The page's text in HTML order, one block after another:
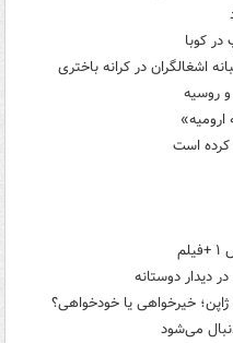
کوبا
اشغالگران در کرانه باختری
روسیه
ارومیه»
است
دیدار دوستانه
خیرخواهی یا خودخواهی؟
می‌شود